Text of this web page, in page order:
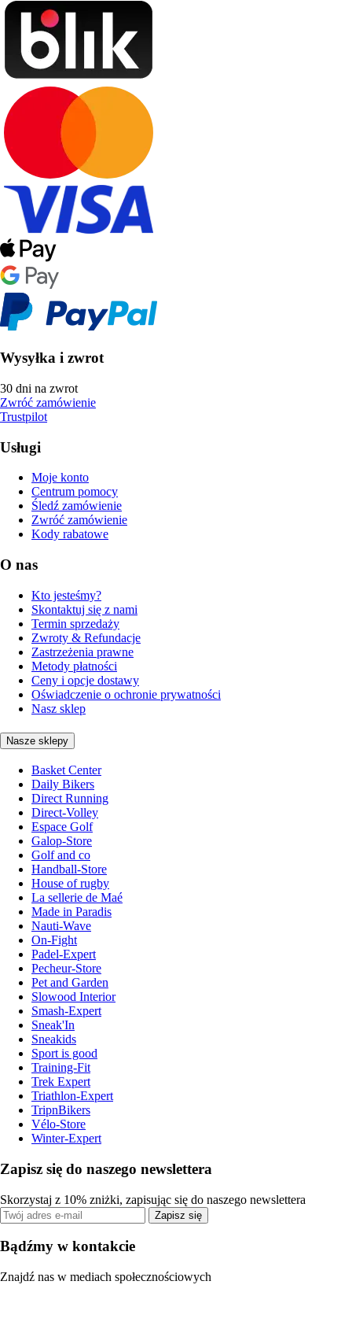
Wysyłka i zwrot
30 dni na zwrot
Zwróć zamówienie
Trustpilot
Usługi
Moje konto
Centrum pomocy
Śledź zamówienie
Zwróć zamówienie
Kody rabatowe
O nas
Kto jesteśmy?
Skontaktuj się z nami
Termin sprzedaży
Zwroty & Refundacje
Zastrzeżenia prawne
Metody płatności
Ceny i opcje dostawy
Oświadczenie o ochronie prywatności
Nasz sklep
Nasze sklepy
Basket Center
Daily Bikers
Direct Running
Direct-Volley
Espace Golf
Galop-Store
Golf and co
Handball-Store
House of rugby
La sellerie de Maé
Made in Paradis
Nauti-Wave
On-Fight
Padel-Expert
Pecheur-Store
Pet and Garden
Slowood Interior
Smash-Expert
Sneak'In
Sneakids
Sport is good
Training-Fit
Trek Expert
Triathlon-Expert
TripnBikers
Vélo-Store
Winter-Expert
Zapisz się do naszego newslettera
Skorzystaj z 10% zniżki, zapisując się do naszego newslettera
Zapisz się
Bądźmy w kontakcie
Znajdź nas w mediach społecznościowych